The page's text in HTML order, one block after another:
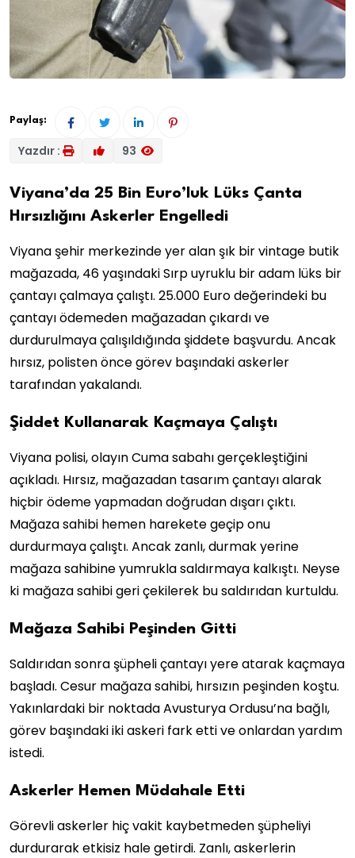
Paylaş:
Yazdır : 93
Viyana’da 25 Bin Euro’luk Lüks Çanta
Hırsızlığını Askerler Engelledi
Viyana şehir merkezinde yer alan şık bir vintage butik
mağazada, 46 yaşındaki Sırp uyruklu bir adam lüks bir
çantayı çalmaya çalıştı. 25.000 Euro değerindeki bu
çantayı ödemeden mağazadan çıkardı ve
durdurulmaya çalışıldığında şiddete başvurdu. Ancak
hırsız, polisten önce görev başındaki askerler
tarafından yakalandı.
Şiddet Kullanarak Kaçmaya Çalıştı
Viyana polisi, olayın Cuma sabahı gerçekleştiğini
açıkladı. Hırsız, mağazadan tasarım çantayı alarak
hiçbir ödeme yapmadan doğrudan dışarı çıktı.
Mağaza sahibi hemen harekete geçip onu
durdurmaya çalıştı. Ancak zanlı, durmak yerine
mağaza sahibine yumrukla saldırmaya kalkıştı. Neyse
ki mağaza sahibi geri çekilerek bu saldırıdan kurtuldu.
Mağaza Sahibi Peşinden Gitti
Saldırıdan sonra şüpheli çantayı yere atarak kaçmaya
başladı. Cesur mağaza sahibi, hırsızın peşinden koştu.
Yakınlardaki bir noktada Avusturya Ordusu’na bağlı,
görev başındaki iki askeri fark etti ve onlardan yardım
istedi.
Askerler Hemen Müdahale Etti
Görevli askerler hiç vakit kaybetmeden şüpheliyi
durdurarak etkisiz hale getirdi. Zanlı, askerlerin